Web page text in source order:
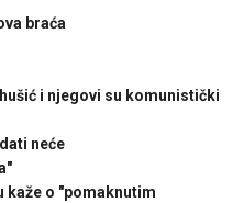
braća
i njegovi su komunistički
neće
kaže o "pomaknutim